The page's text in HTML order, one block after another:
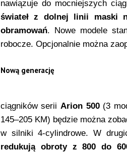
nawiązuje do mocniejszych
świateł z dolnej linii maski
obramowań. Nowe modele
robocze. Opcjonalnie można
Nową generację
ciągników seriiArion 500(3
145–205 KM) będzie można
w silniki 4-cylindrowe. W
redukują obroty z 800 do